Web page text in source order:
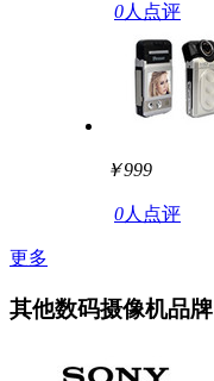
0人点评
￥999
0人点评
更多
其他数码摄像机品牌